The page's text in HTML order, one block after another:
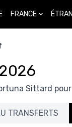
FRANCE
Sittard
TRANSFERTS